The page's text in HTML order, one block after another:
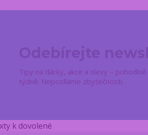
Tipy na dárky, akce a slevy –
týdně. Neposíláme zbytečnosti.
k dovolené